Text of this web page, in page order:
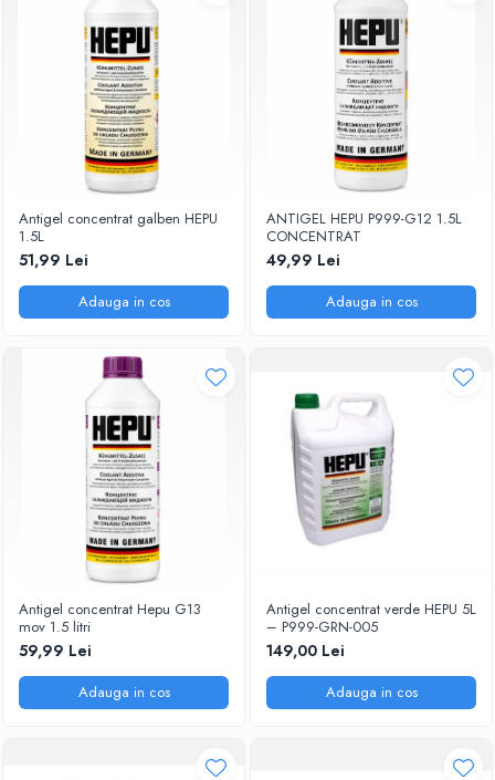
Antigel concentrat galben HEPU
1.5L
51,99 Lei
Adauga in cos
ANTIGEL HEPU P999-G12 1.5L
CONCENTRAT
49,99 Lei
Adauga in cos
Antigel concentrat Hepu G13
mov 1.5 litri
59,99 Lei
Adauga in cos
Antigel concentrat verde HEPU 5L
– P999-GRN-005
149,00 Lei
Adauga in cos